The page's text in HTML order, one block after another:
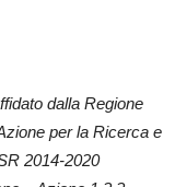
dalla Regione
per la Ricerca e
2014-2020